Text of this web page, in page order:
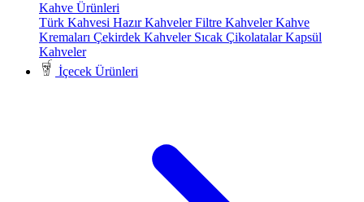
Kahve Ürünleri
Türk Kahvesi Hazır KahvelerFiltre KahvelerKahve
Kremaları Çekirdek Kahveler Sıcak ÇikolatalarKapsül
Kahveler
İçecek Ürünleri